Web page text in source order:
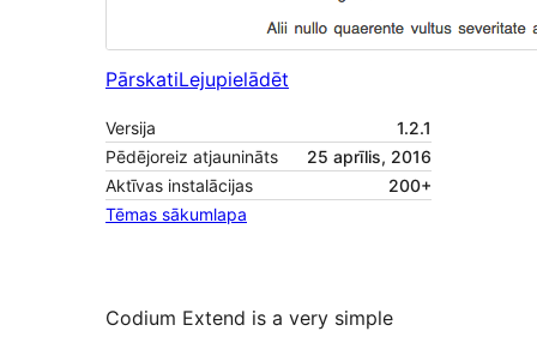
PārskatiLejupielādēt
Versija
1.2.1
Pēdējoreiz atjaunināts
25 aprīlis, 2016
Aktīvas instalācijas
200+
Tēmas sākumlapa
Codium Extend is a very simple